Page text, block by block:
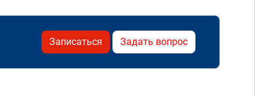
Записаться Задать вопрос